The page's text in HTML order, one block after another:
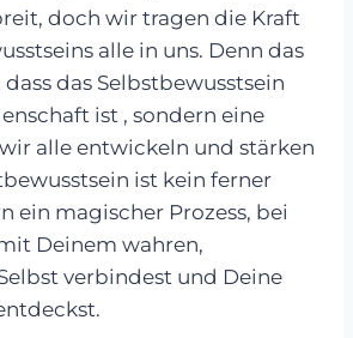
doch wir tragen die Kraft
alle in uns. Denn das
das Selbstbewusstsein
ist , sondern eine
alle entwickeln und stärken
ist kein ferner
ein magischer Prozess, bei
Deinem wahren,
verbindest und Deine